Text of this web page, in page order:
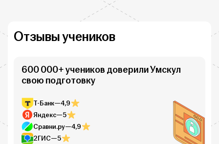
Отзывы учеников
600 000+ учеников доверили Умскул
свою подготовку
Т-Банк—4,9
Яндекс—5
Сравни.ру—4,9
2ГИС—5